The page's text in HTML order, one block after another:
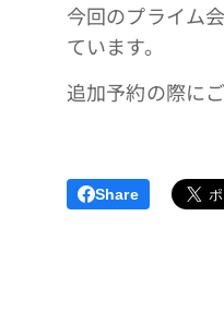
今回のプライム
ています。
追加予約の際に
Share